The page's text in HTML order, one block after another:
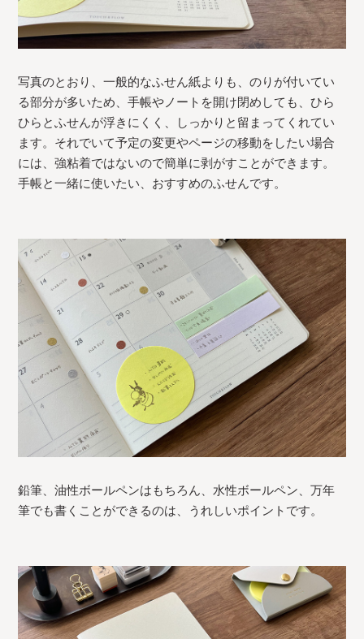
写真のとおり、一般的なふせん紙よりも、のりが付いてい
る部分が多いため、手帳やノートを開け閉めしても、ひら
ひらとふせんが浮きにくく、しっかりと留まってくれてい
ます。それでいて予定の変更やページの移動をしたい場合
には、強粘着ではないので簡単に剥がすことができます。
手帳と一緒に使いたい、おすすめのふせんです。
鉛筆、油性ボールペンはもちろん、水性ボールペン、万年
筆でも書くことができるのは、うれしいポイントです。